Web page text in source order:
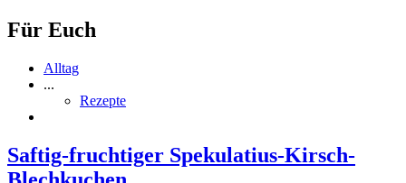
Für Euch
Alltag
...
Rezepte
Saftig-fruchtiger Spekulatius-Kirsch-